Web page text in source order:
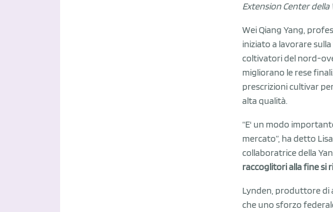
Extension Center
Wei Qiang Yang,
iniziato a lavorare sulla
coltivatori del nord-
migliorano le rese
prescrizioni cultivar
alta qualità.
“E' un modo
mercato”, ha detto
collaboratrice della
raccoglitori alla fine si
Lynden, produttore di
che uno sforzo